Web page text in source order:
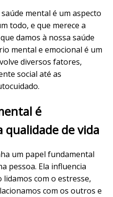
mental é um aspecto
todo, e que merece a
damos à nossa saúde
mental e emocional é um
diversos fatores,
social até as
é
de vida
um papel fundamental
pessoa. Ela influencia
com o estresse,
com os outros e